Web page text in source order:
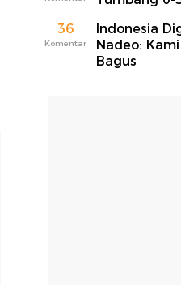
36
Komentar
Indonesia
Nadeo:
Bagus